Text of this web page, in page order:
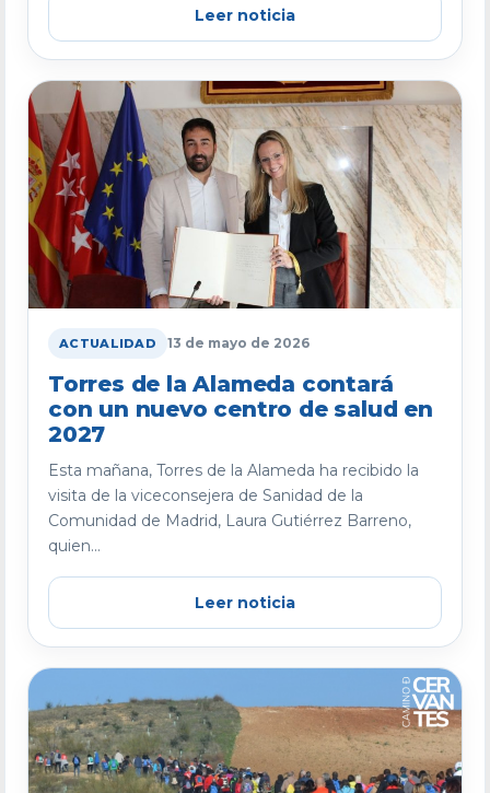
Leer noticia
ACTUALIDAD 13 de mayo de 2026
Torres de la Alameda contará
con un nuevo centro de salud en
2027
Esta mañana, Torres de la Alameda ha recibido la
visita de la viceconsejera de Sanidad de la
Comunidad de Madrid, Laura Gutiérrez Barreno,
quien...
Leer noticia